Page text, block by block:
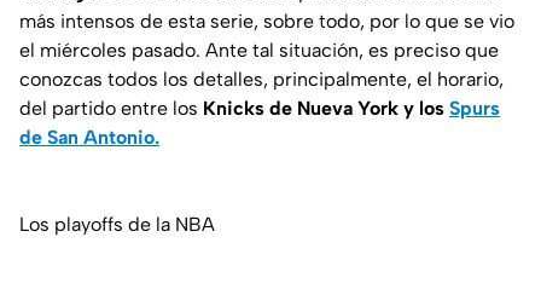
más intensos de esta serie, sobre todo, por lo que se vio
el miércoles pasado. Ante tal situación, es preciso que
conozcas todos los detalles, principalmente, el horario,
del partido entre los Knicks de Nueva York y los Spurs
de San Antonio.
Los playoffs de la NBA